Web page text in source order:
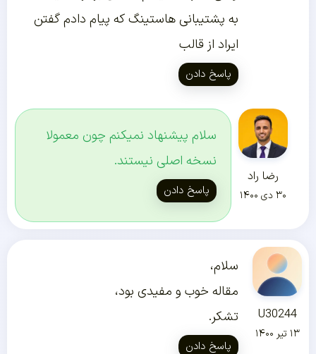
به پشتیبانی هاستینگ که پیام دادم گفتن
ایراد از قالب
پاسخ دادن
رضا راد
۳۰ دی ۱۴۰۰
سلام پیشنهاد نمیکنم چون معمولا
نسخه اصلی نیستند.
پاسخ دادن
U30244
۱۳ تیر ۱۴۰۰
سلام،
مقاله خوب و مفیدی بود،
تشکر.
پاسخ دادن